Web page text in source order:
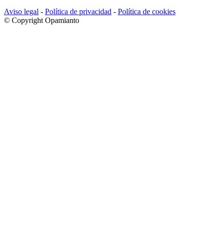
Aviso legal - Política de privacidad - Política de cookies
© Copyright Opamianto